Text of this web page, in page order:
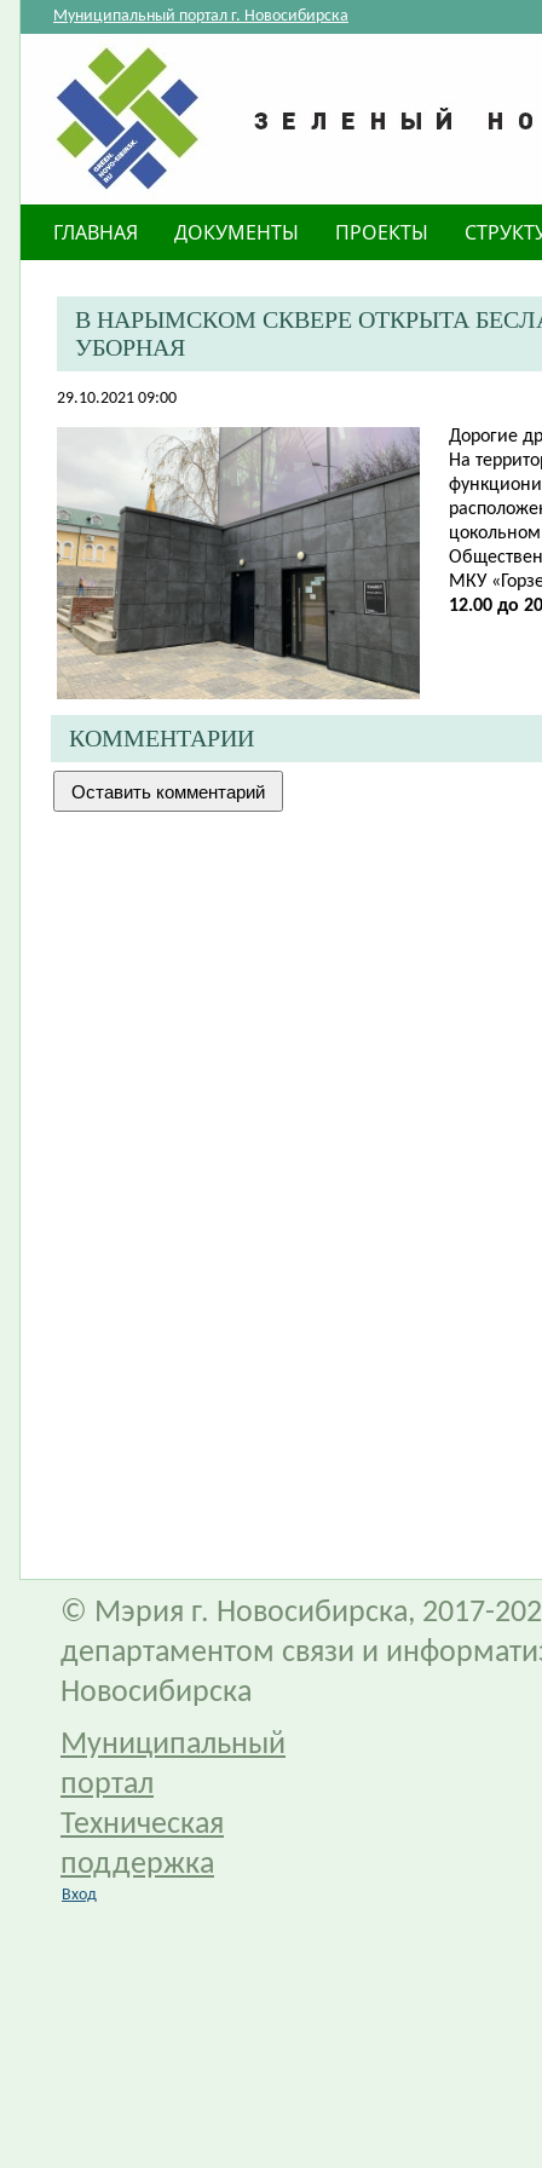
Муниципальный портал г. Новосибирска
ГЛАВНАЯ ДОКУМЕНТЫ ПРОЕКТЫ
В НАРЫМСКОМ СКВЕРЕ ОТКРЫТА
УБОРНАЯ
29.10.2021 09:00
Дорогие
На
МКУ
12.00 до
КОММЕНТАРИИ
© Мэрия г. Новосибирска, 2017-
департаментом связи и
Новосибирска
Муниципальный
портал
Техническая
поддержка
Вход